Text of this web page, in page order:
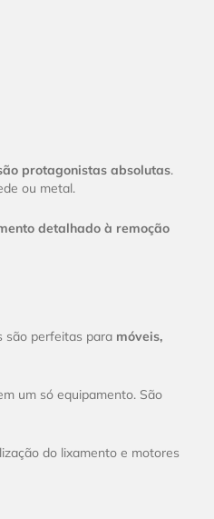
protagonistas absolutas.
ou metal.
detalhado à remoção
são perfeitas para móveis,
um só equipamento. São
do lixamento e motores